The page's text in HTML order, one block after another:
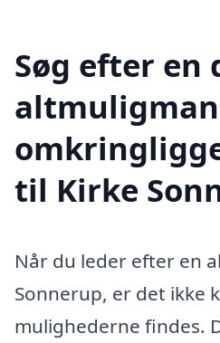
Søg efter en
til Kirke
Når du leder efter en
Sonnerup, er det ikke
mulighederne findes.